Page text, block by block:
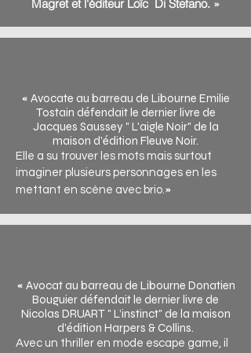
Magret et l'éditeur Loïc Di Stefano. »
« Avocate au barreau de Libourne Emilie
Tostain défendait le dernier livre de
Jacques Saussey " L'aigle Noir" de la
maison d'édition Fleuve Noir.
Elle a su trouver les mots mais surtout
imaginer plusieurs personnages en les
mettant en scène avec brio.»
« Avocat au barreau de Libourne Donatien
Bouguier défendait le dernier livre de
Nicolas DRUART " L’instinct" de la maison
d'édition Harpers & Collins.
Avec un thriller en mode escape game, il